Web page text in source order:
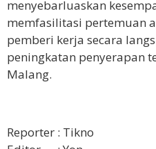
menyebarluaskan
memfasilitasi pertemuan
pemberi kerja secara
peningkatan penyerapan
Malang.
Reporter : Tikno